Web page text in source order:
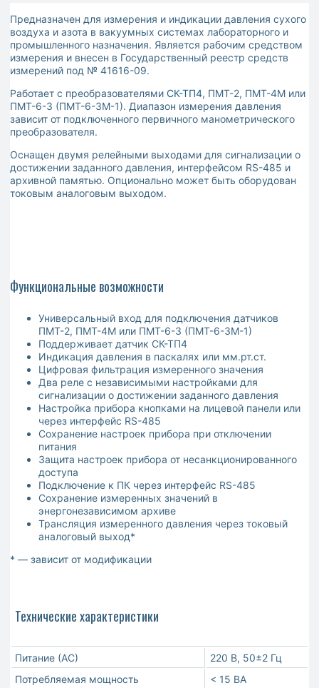
Предназначен для измерения и индикации давления сухого
воздуха и азота в вакуумных системах лабораторного и
промышленного назначения. Является рабочим средством
измерения и внесен в Государственный реестр средств
измерений под № 41616-09.
Работает с преобразователями СК-ТП4, ПМТ-2, ПМТ-4М или
ПМТ-6-3 (ПМТ-6-3М-1). Диапазон измерения давления
зависит от подключенного первичного манометрического
преобразователя.
Оснащен двумя релейными выходами для сигнализации о
достижении заданного давления, интерфейсом RS-485 и
архивной памятью. Опционально может быть оборудован
токовым аналоговым выходом.
Функциональные возможности
Универсальный вход для подключения датчиков
ПМТ-2, ПМТ-4М или ПМТ-6-3 (ПМТ-6-3М-1)
Поддерживает датчик СК-ТП4
Индикация давления в паскалях или мм.рт.ст.
Цифровая фильтрация измеренного значения
Два реле с независимыми настройками для
сигнализации о достижении заданного давления
Настройка прибора кнопками на лицевой панели или
через интерфейс RS-485
Сохранение настроек прибора при отключении
питания
Защита настроек прибора от несанкционированного
доступа
Подключение к ПК через интерфейс RS-485
Сохранение измеренных значений в
энергонезависимом архиве
Трансляция измеренного давления через токовый
аналоговый выход*
* — зависит от модификации
Технические характеристики
Питание (АС)
220 В, 50±2 Гц
Потребляемая мощность
< 15 ВА